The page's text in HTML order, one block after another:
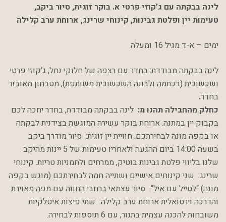
לינה בבקתה עם ג’קוזי פרטי א. בוקר זוגית, סיור ביקב,
טעימות יין ופלטת גבינות, קינוחי שרינג, ארוחת ערב קלילה
ימים – א-ד מגיל 16 ומעלה
לינהבבקתה מבודדת:בחדר עם רצפה של חלוקי נחל, ג‘קוזי פרטי
ושכשוכית (בכתמה ולבונה השכשוכית משותפת), מטבחון מאובזר
בחדר.
כחלק מהחבילה תהנומ: לינהבבקתה מבודדת,בחדר יחכהלכם
בקבוק ייןבמתנה.ארוחתבוקר עשירה המוגשתבצידנית לבקתה
או בקפה מונה לבחירתכם. חוויית יין זוגית: סיור מודרךביקב
בשעה
ביום ההגעה ולאחריו טעימות של יינות מהיקב
שלנובליווי פלטת גבינותבוטיק, ממרחים ולחמניות טריות. קינוחי
שרינג: שני קינוחים אישיים ושתייה חמהלבחירתכם (מוגש בקפה
מונה)
“לטייל עם איל“: סיור עצמאיברחבי החווה עם מפה מאוירת
והדרכה וירטואליתארוחת ערב קלילה: שתי פיצותאיטלקיות
משובחותלהכנה עצמיתבתנור, עם תוספותלבחירה.